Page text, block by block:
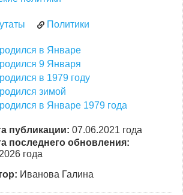
Политики
в Январе
9 Января
в 1979 году
зимой
в Январе 1979 года
публикации: 07.06.2021 года
последнего обновления:
года
Иванова Галина